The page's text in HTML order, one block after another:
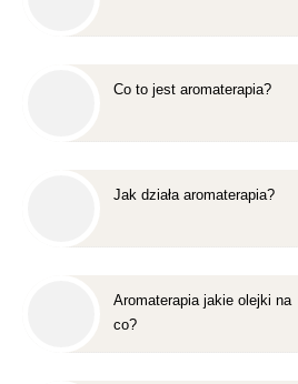
Co to jest aromaterapia?
Jak działa aromaterapia?
Aromaterapia jakie olejki na
co?